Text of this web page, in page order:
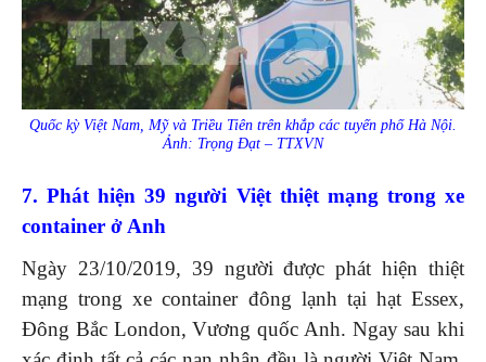
Quốc kỳ Việt Nam, Mỹ và Triều Tiên trên khắp các tuyến phố Hà Nội.
Ảnh: Trọng Đạt – TTXVN
7. Phát hiện 39 người Việt thiệt mạng trong xe
container ở Anh
Ngày 23/10/2019, 39 người được phát hiện thiệt
mạng trong xe container đông lạnh tại hạt Essex,
Đông Bắc London, Vương quốc Anh. Ngay sau khi